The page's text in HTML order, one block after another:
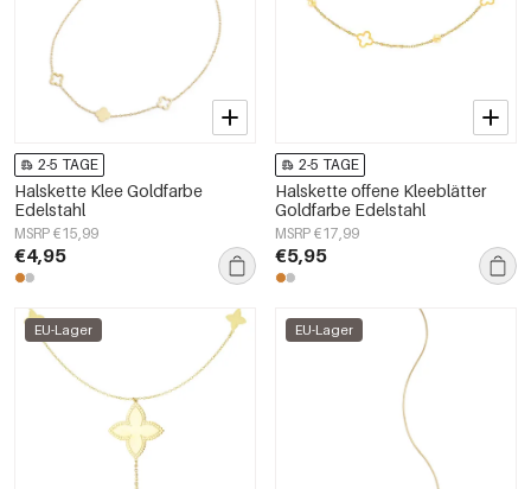
2-5 TAGE
Halskette Klee Goldfarbe
Edelstahl
MSRP €15,99
€4,95
2-5 TAGE
Halskette offene Kleeblätter
Goldfarbe Edelstahl
MSRP €17,99
€5,95
EU-Lager EU-Lager